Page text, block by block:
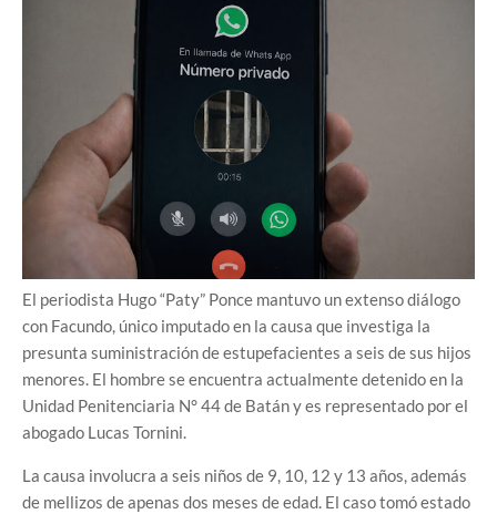
El periodista Hugo “Paty” Ponce mantuvo un extenso diálogo
con Facundo, único imputado en la causa que investiga la
presunta suministración de estupefacientes a seis de sus hijos
menores. El hombre se encuentra actualmente detenido en la
Unidad Penitenciaria N° 44 de Batán y es representado por el
abogado Lucas Tornini.
La causa involucra a seis niños de 9, 10, 12 y 13 años, además
de mellizos de apenas dos meses de edad. El caso tomó estado